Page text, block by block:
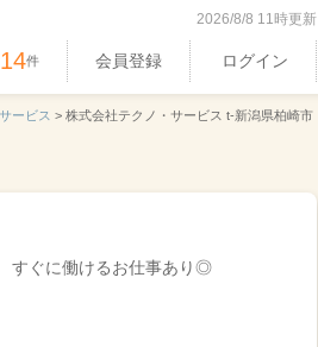
2026/8/8 11時更新
件 会員登録 ログイン
ービス > 株式会社テクノ・サービス t-新潟県柏崎市
すぐに働けるお仕事あり◎